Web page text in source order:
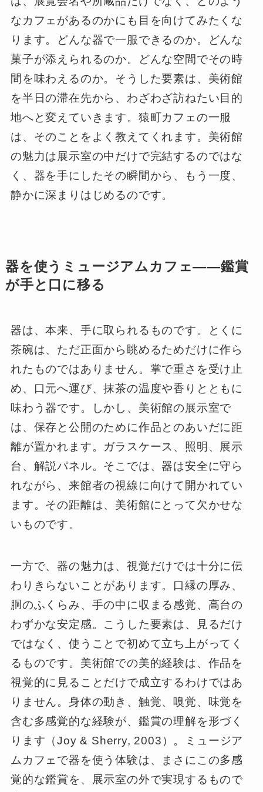
なカフェがあるのかにも目を向けてみたくな
ります。どんな器で一服できるのか。どんな
菓子が添えられるのか。どんな空間でその時
間を味わえるのか。そうした要素は、美術館
を半日の滞在先から、わざわざ訪ねたい目的
地へと変えていきます。猿町カフェの一服
は、そのことをよく教えてくれます。美術館
の魅力は展示室の中だけで完結するのではな
く、器を手にしたその瞬間から、もう一度、
静かに深まりはじめるのです。
器を使うミュージアムカフェ――鑑賞
が手と口に移る
器は、本来、手に取られるものです。とくに
茶碗は、ただ正面から眺めるためだけに作ら
れたものではありません。掌で重さを受け止
め、口元へ運び、抹茶の温度や香りとともに
味わう器です。しかし、美術館の展示室で
は、保存と公開のために作品とのあいだに距
離が置かれます。ガラスケース、照明、展示
台、解説パネル。そこでは、器は安全に守ら
れながら、来館者の視線に向けて開かれてい
ます。その距離は、美術館にとって欠かせな
いものです。
一方で、器の魅力は、視覚だけでは十分に伝
わりきらないことがあります。口縁の厚み、
胴のふくらみ、手の中に収まる感覚、高台の
わずかな安定感。こうした要素は、見るだけ
ではなく、使うことで初めて立ち上がってく
るものです。美術館での美的経験は、作品を
視覚的に見ることだけで成立するわけではあ
りません。身体の動き、触覚、嗅覚、味覚を
含む多感覚的な経験が、鑑賞の理解を形づく
ります（Joy & Sherry, 2003）。ミュージア
ムカフェで器を使う体験は、まさにこの多感
覚的な鑑賞を、展示室の外で実現するもので